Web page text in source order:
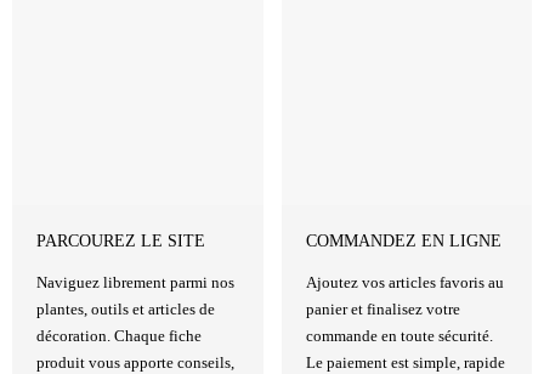
PARCOUREZ LE SITE
Naviguez librement parmi nos
plantes, outils et articles de
décoration. Chaque fiche
produit vous apporte conseils,
COMMANDEZ EN LIGNE
Ajoutez vos articles favoris au
panier et finalisez votre
commande en toute sécurité.
Le paiement est simple, rapide